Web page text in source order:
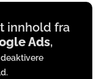
innhold fra
Ads,